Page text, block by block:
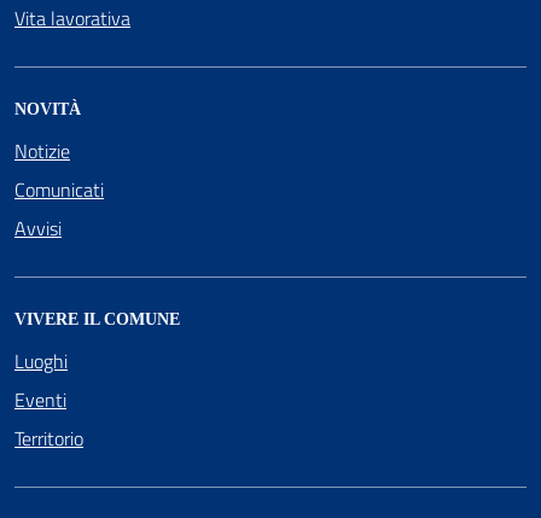
Vita lavorativa
NOVITÀ
Notizie
Comunicati
Avvisi
VIVERE IL COMUNE
Luoghi
Eventi
Territorio